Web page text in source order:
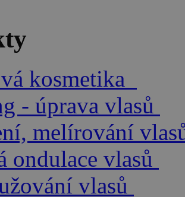
kosmetika
- úprava vlasů
melírování
ondulace vlasů
vlasů